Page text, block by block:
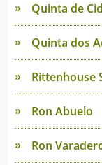
Quinta de
Quinta dos
Rittenhouse
Ron Abuelo
Ron